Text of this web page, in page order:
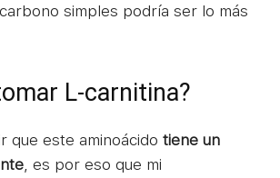
simples podría ser lo más
L-carnitina?
que este aminoácido tiene un
, es por eso que mi